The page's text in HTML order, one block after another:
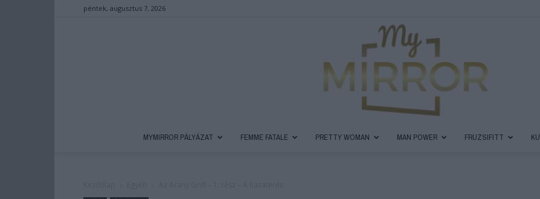
péntek, augusztus 7, 2026
MYMIRROR PÁLYÁZAT FEMME FATALE PRETTY WOMAN MAN POWER FRUZSIFITT